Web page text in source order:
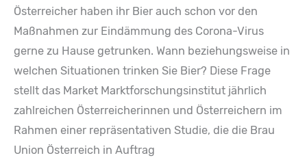
Österreicher haben ihr Bier auch schon vor den
Maßnahmen zur Eindämmung des Corona-Virus
gerne zu Hause getrunken. Wann beziehungsweise in
welchen Situationen trinken Sie Bier? Diese Frage
stellt das Market Marktforschungsinstitut jährlich
zahlreichen Österreicherinnen und Österreichern im
Rahmen einer repräsentativen Studie, die die Brau
Union Österreich in Auftrag